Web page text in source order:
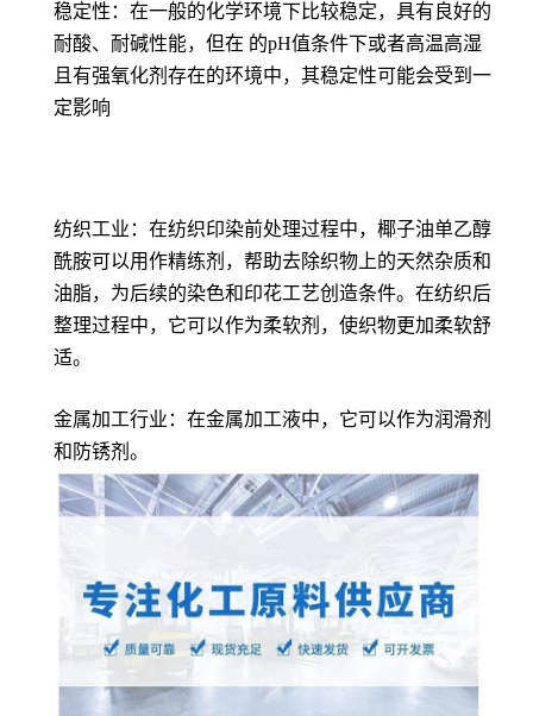
稳定性：在一般的化学环境下比较稳定，具有良好的
耐酸、耐碱性能，但在 的pH值条件下或者高温高湿
且有强氧化剂存在的环境中，其稳定性可能会受到一
定影响
纺织工业：在纺织印染前处理过程中，椰子油单乙醇
酰胺可以用作精练剂，帮助去除织物上的天然杂质和
油脂，为后续的染色和印花工艺创造条件。在纺织后
整理过程中，它可以作为柔软剂，使织物更加柔软舒
适。
金属加工行业：在金属加工液中，它可以作为润滑剂
和防锈剂。